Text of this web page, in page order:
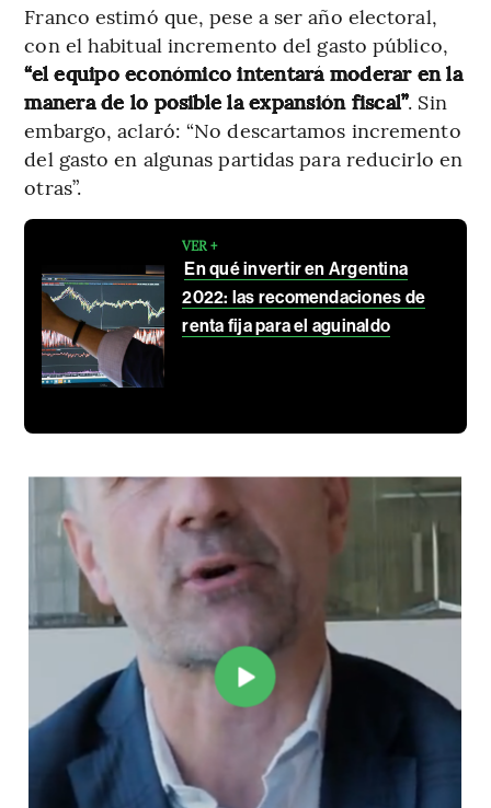
Franco estimó que, pese a ser año electoral,
con el habitual incremento del gasto público,
“el equipo económico intentará moderar en la
manera de lo posible la expansión fiscal”. Sin
embargo, aclaró: “No descartamos incremento
del gasto en algunas partidas para reducirlo en
otras”.
VER +
En qué invertir en Argentina
2022: las recomendaciones de
renta fija para el aguinaldo